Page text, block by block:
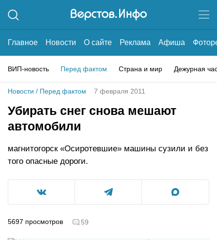
Главное Новости О сайте Реклама Афиша
ВИП-новость Перед фактом Страна и мир Дежурная
Новости / Перед фактом 7 февраля 2011
Убирать снег снова мешают
автомобили
магнитогорск «Осиротевшие» машины сузили и без
того опасные дороги.
5697 просмотров 59